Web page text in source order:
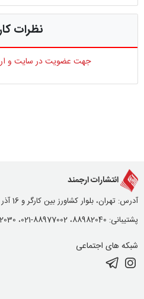
نظرات
جهت عضویت در سایت و
انتشارات ارجمند
آدرس: تهران، بلوار کشاورز بین کارگر و 16 آذر پلاک 292
پشتیبانی: 88982040، 88977002-021، 88982030-021، 88975190-021
شبکه های اجتماعی